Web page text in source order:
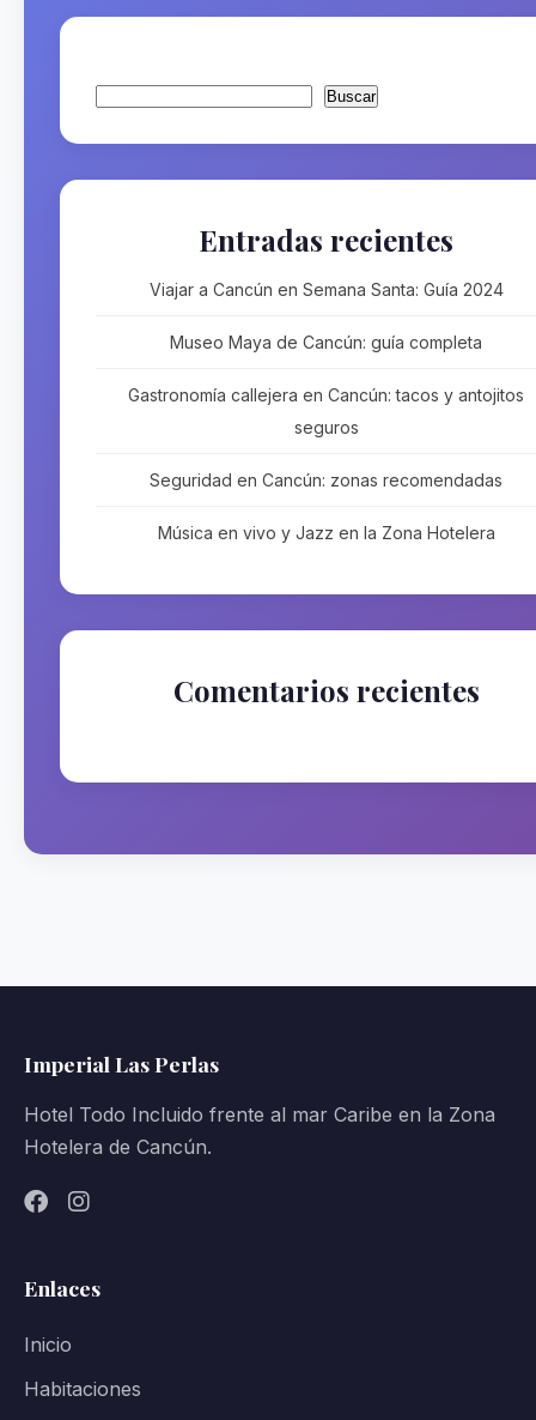
Buscar
Entradas recientes
Viajar a Cancún en Semana Santa: Guía 2024
Museo Maya de Cancún: guía completa
Gastronomía callejera en Cancún: tacos y antojitos
seguros
Seguridad en Cancún: zonas recomendadas
Música en vivo y Jazz en la Zona Hotelera
Comentarios recientes
Imperial Las Perlas
Hotel Todo Incluido frente al mar Caribe en la Zona
Hotelera de Cancún.
Enlaces
Inicio
Habitaciones